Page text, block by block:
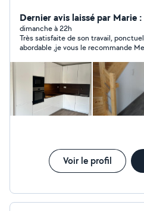
peinture/électricité.
Dernier avis laissé par Marie
dimanche à 22h
Très satisfaite de son travail,
abordable
Voir le profil